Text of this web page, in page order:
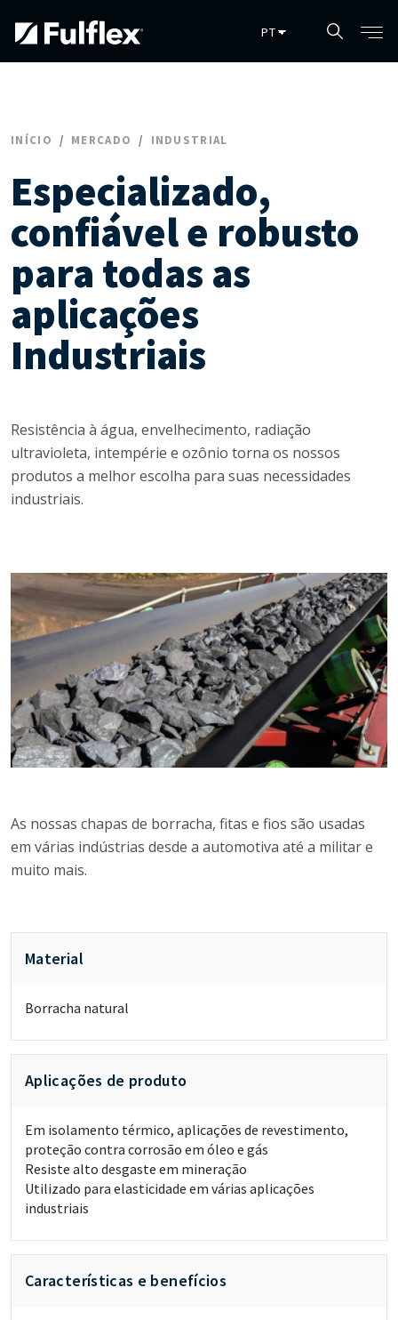
INÍCIO MERCADO INDUSTRIAL
Especializado,
confiável e robusto
para todas as
aplicações
Industriais
Resistência à água, envelhecimento, radiação
ultravioleta, intempérie e ozônio torna os nossos
produtos a melhor escolha para suas necessidades
industriais.
As nossas chapas de borracha, fitas e fios são usadas
em várias indústrias desde a automotiva até a militar e
muito mais.
Material
Borracha natural
Aplicações de produto
Em isolamento térmico, aplicações de revestimento,
proteção contra corrosão em óleo e gás
Resiste alto desgaste em mineração
Utilizado para elasticidade em várias aplicações
industriais
Características e benefícios